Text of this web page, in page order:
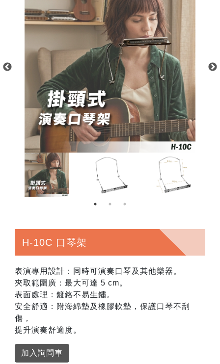
H-10C 口琴架
表演專用設計：同時可演奏口琴及其他樂器。
夾取範圍廣：最大可達 5 cm。
表面處理：鍍鉻不易生鏽。
安全舒適：附海綿墊及橡膠軟墊，保護口琴不刮
傷，
提升演奏舒適度。
加入詢問車